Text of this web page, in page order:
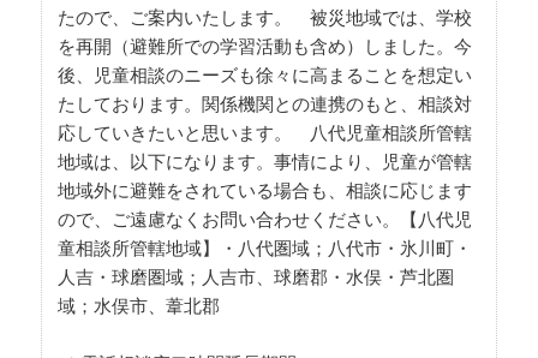
たので、ご案内いたします。 被災地域では、学校
を再開（避難所での学習活動も含め）しました。今
後、児童相談のニーズも徐々に高まることを想定い
たしております。関係機関との連携のもと、相談対
応していきたいと思います。 八代児童相談所管轄
地域は、以下になります。事情により、児童が管轄
地域外に避難をされている場合も、相談に応じます
ので、ご遠慮なくお問い合わせください。【八代児
童相談所管轄地域】・八代圏域；八代市・氷川町・
人吉・球磨圏域；人吉市、球磨郡・水俣・芦北圏
域；水俣市、葦北郡